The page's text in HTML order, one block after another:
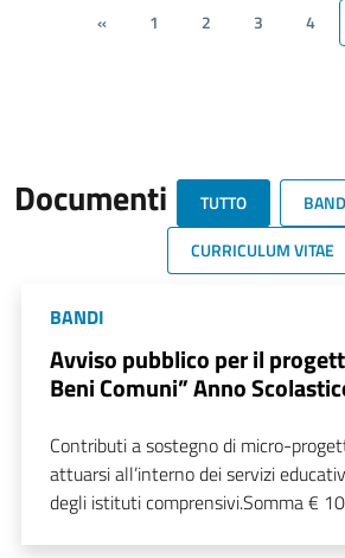
« 1 2 3 4
Documenti TUTTO
CURRICULUM VITAE
BANDI
Avviso pubblico per il
Beni Comuni” Anno
Contributi a sostegno di micro-
attuarsi all’interno dei servizi
degli istituti comprensivi.Somma €